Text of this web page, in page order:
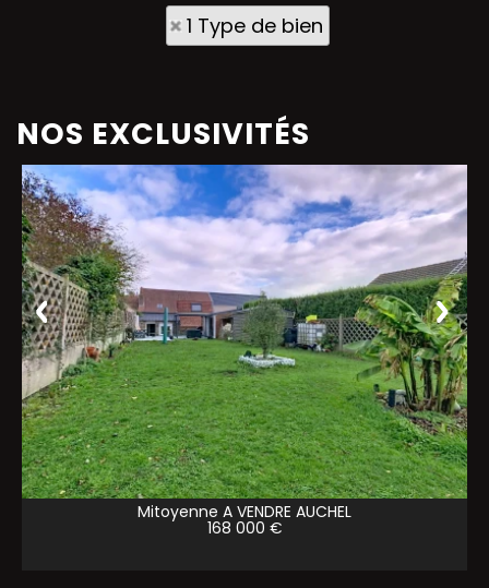
1 Type de bien
NOS EXCLUSIVITÉS
Mitoyenne A VENDRE AUCHEL
168 000 €